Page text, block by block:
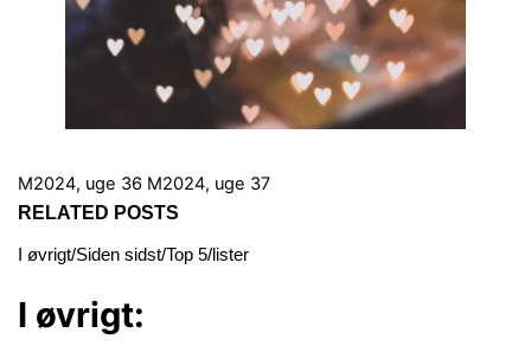
M2024, uge 36M2024, uge 37
RELATED POSTS
I øvrigt/Siden sidst/Top 5/lister
I øvrigt: